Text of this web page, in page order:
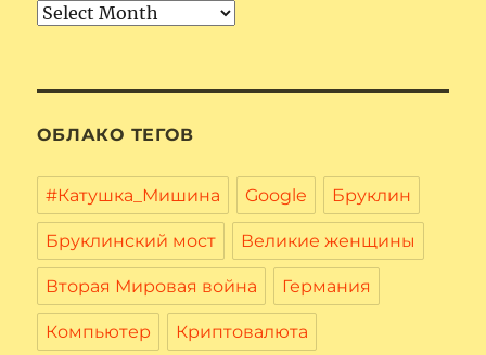
Архив
ОБЛАКО ТЕГОВ
#Катушка_Мишина Google Бруклин
Бруклинский мост Великие женщины
Вторая Мировая война Германия
Компьютер Криптовалюта